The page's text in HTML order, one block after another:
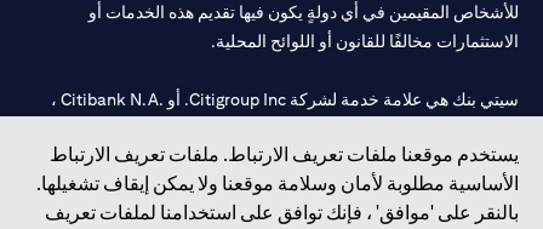
يستخدم موقعنا ملفات تعريف الارتباط. ملفات تعريف الارتباط
الأساسية مطلوبة لأمان وسلامة موقعنا ولا يمكن إيقاف تشغيلها.
بالنقر على 'موافق' ، فإنك توافق على استخدامنا لملفات تعريف
للأشخاص المقيمين في أي دولةٍ يكون فيها تقديم هذه الخدمات أو
الاستثمارات مخالفًا للقانون أو اللوائح المحلية.
سيتي بنك هي علامة خدمة لشركة Citigroup Inc. أو .Citibank N.A ،
سيتي بنك إن. إيه. الإمارات مسجل لدى مصرف الإمارات المركزي تحت
أرقام التراخيص 202563 لفرع الوصل في دبي، 531989 لفرع مول